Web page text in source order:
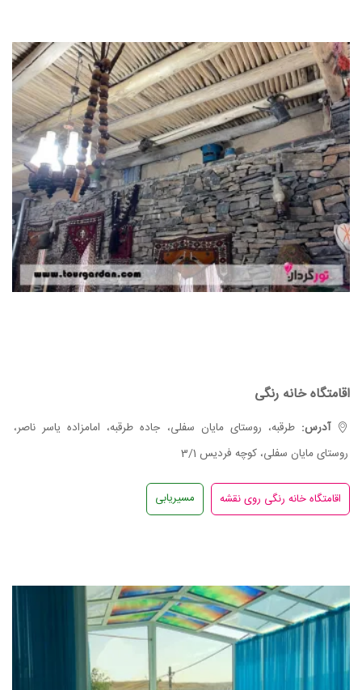
اقامتگاه خانه رنگی
آدرس: طرقبه، روستای مایان سفلی، جاده طرقبه، امامزاده یاسر ناصر،
روستای مایان سفلی، کوچه فردیس 3/1
مسیریابی